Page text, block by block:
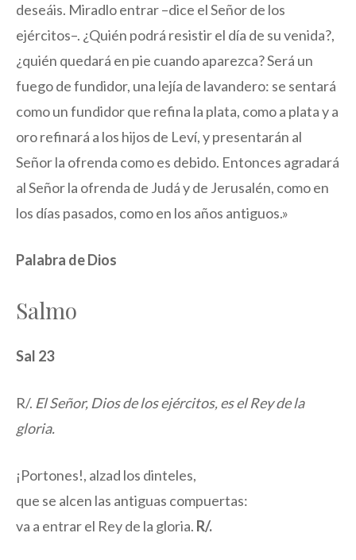
deseáis. Miradlo entrar –dice el Señor de los
ejércitos–. ¿Quién podrá resistir el día de su venida?,
¿quién quedará en pie cuando aparezca? Será un
fuego de fundidor, una lejía de lavandero: se sentará
como un fundidor que refina la plata, como a plata y a
oro refinará a los hijos de Leví, y presentarán al
Señor la ofrenda como es debido. Entonces agradará
al Señor la ofrenda de Judá y de Jerusalén, como en
los días pasados, como en los años antiguos.»
Palabra de Dios
Salmo
Sal 23
R/. El Señor, Dios de los ejércitos, es el Rey de la
gloria.
¡Portones!, alzad los dinteles,
que se alcen las antiguas compuertas:
va a entrar el Rey de la gloria. R/.